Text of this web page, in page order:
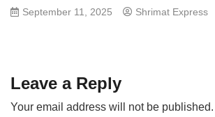
September 11, 2025 Shrimat Express
Leave a Reply
Your email address will not be published.